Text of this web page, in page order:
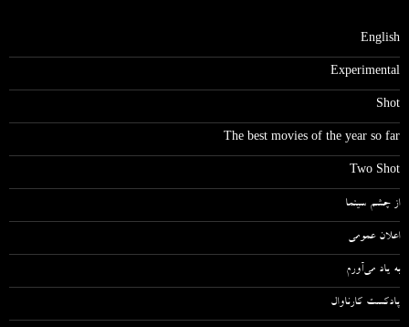
English
Experimental
Shot
The best movies of the year so far
Two Shot
از چشم سینما
اعلان عمومی
به یاد می‌آورم
پادکست کارناوال